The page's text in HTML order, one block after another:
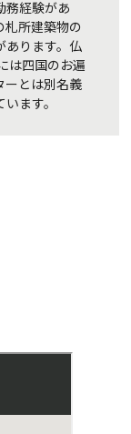
務経験があ
札所建築物の
あります。仏
は四国のお遍
ーとは別名義
ます。